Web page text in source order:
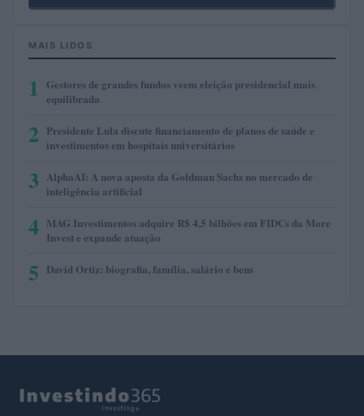
MAIS LIDOS
1
Gestores de grandes fundos veem eleição presidencial mais
equilibrada
2 Presidente Lula discute financiamento de planos de saúde e
investimentos em hospitais universitários
3 AlphaAI: A nova aposta da Goldman Sachs no mercado de
inteligência artificial
4 MAG Investimentos adquire R$ 4,5 bilhões em FIDCs da More
Invest e expande atuação
5 David Ortiz: biografia, família, salário e bens